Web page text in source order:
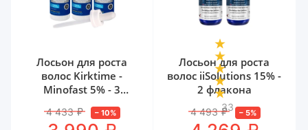
Лосьон для роста
волос Kirktime -
Minofast 5% - 3
4 433 ₽ – 10% 33
Лосьон для роста
волос iiSolutions 15% -
2 флакона
4 493 ₽ – 5%